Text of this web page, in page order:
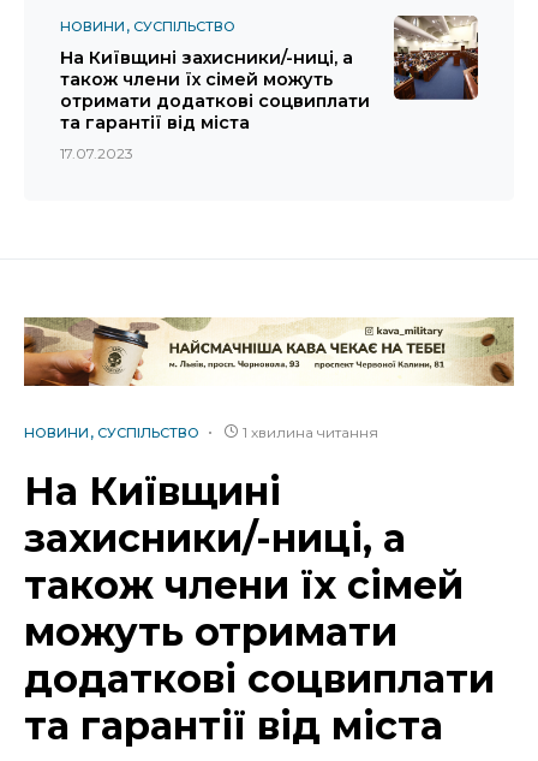
НОВИНИ СУСПІЛЬСТВО
На Київщині захисники/-ниці, а
також члени їх сімей можуть
отримати додаткові соцвиплати
та гарантії від міста
17.07.2023
НОВИНИ СУСПІЛЬСТВО 1 хвилина читання
На Київщині
захисники/-ниці, а
також члени їх сімей
можуть отримати
додаткові соцвиплати
та гарантії від міста